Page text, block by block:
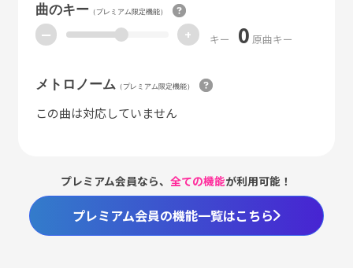
曲のキー（プレミアム限定機能）
ー + キー 0 原曲キー
メトロノーム （プレミアム限定機能）
この曲は対応していません
プレミアム会員なら、全ての機能が利用可能！
プレミアム会員の機能一覧はこちら